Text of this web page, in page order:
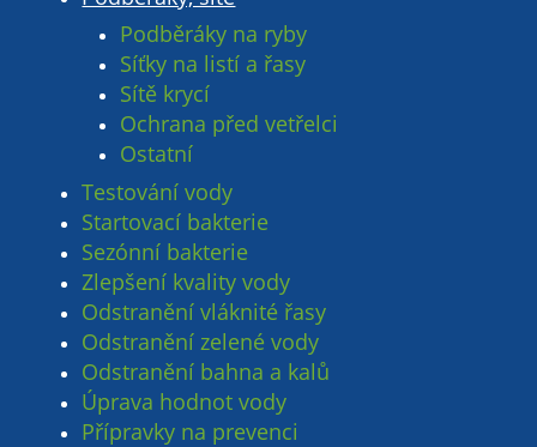
Podběráky na ryby
Síťky na listí a řasy
Sítě krycí
Ochrana před vetřelci
Ostatní
Testování vody
Startovací bakterie
Sezónní bakterie
Zlepšení kvality vody
Odstranění vláknité řasy
Odstranění zelené vody
Odstranění bahna a kalů
Úprava hodnot vody
Přípravky na prevenci